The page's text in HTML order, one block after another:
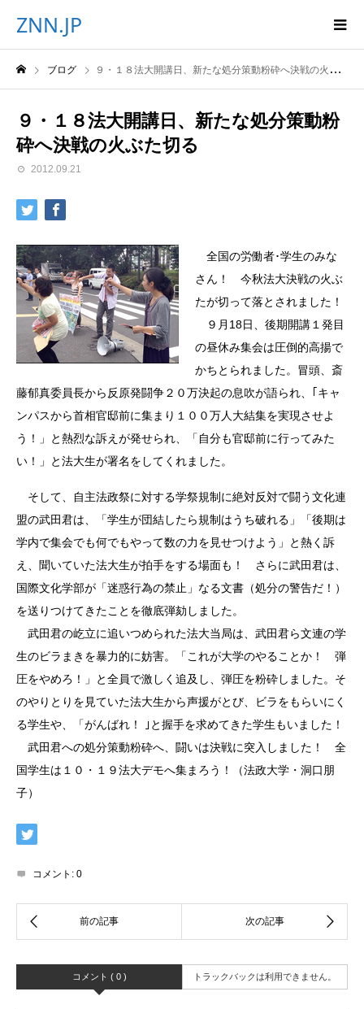
ZNN.JP
ブログ ９・１８法大開講日、新たな処分策動粉砕へ決戦の火ぶた切る
９・１８法大開講日、新たな処分策動粉
砕へ決戦の火ぶた切る
2012.09.21
全国の労働者･学生のみな
さん！ 今秋法大決戦の火ぶ
たが切って落とされました！
９月18日、後期開講１発目
の昼休み集会は圧倒的高揚で
かちとられました。冒頭、斎
藤郁真委員長から反原発闘争２０万決起の息吹が語られ、｢キャ
ンパスから首相官邸前に集まり１００万人大結集を実現させよ
う！」と熱烈な訴えが発せられ、「自分も官邸前に行ってみた
い！」と法大生が署名をしてくれました。
そして、自主法政祭に対する学祭規制に絶対反対で闘う文化連
盟の武田君は、「学生が団結したら規制はうち破れる」「後期は
学内で集会でも何でもやって数の力を見せつけよう」と熱く訴
え、聞いていた法大生が拍手をする場面も！ さらに武田君は、
国際文化学部が「迷惑行為の禁止」なる文書（処分の警告だ！）
を送りつけてきたことを徹底弾劾しました。
武田君の屹立に追いつめられた法大当局は、武田君ら文連の学
生のビラまきを暴力的に妨害。「これが大学のやることか！ 弾
圧をやめろ！」と全員で激しく追及し、弾圧を粉砕しました。そ
のやりとりを見ていた法大生から声援がとび、ビラをもらいにく
る学生や、「がんばれ！ ｣と握手を求めてきた学生もいました！
武田君への処分策動粉砕へ、闘いは決戦に突入しました！ 全
国学生は１０・１９法大デモへ集まろう！（法政大学・洞口朋
子）
コメント: 0
コメント ( 0 ) トラックバックは利用できません。